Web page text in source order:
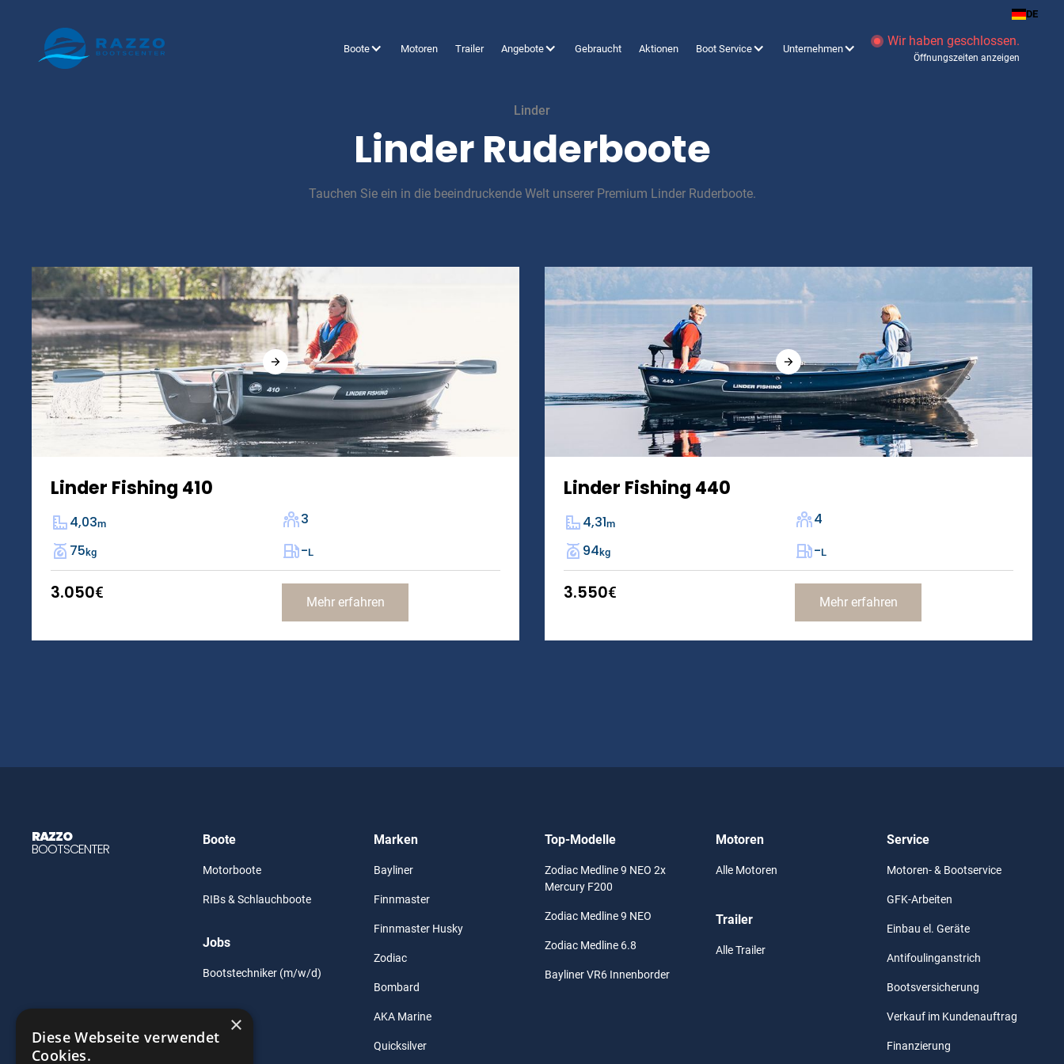
Boote Motoren Trailer Angebote Gebraucht Aktionen Boot Service Unternehmen Wir haben geschlossen.
Öffnungszeiten anzeigen
Linder
Linder Ruderboote
Tauchen Sie ein in die beeindruckende Welt unserer Premium Linder Ruderboote.
Linder Fishing 410
4,03m
75 kg
3
-L
3.050€
Mehr erfahren
Linder Fishing 440
4,31m
94 kg
4
-L
3.550€
Mehr erfahren
RAZZO
BOOTSCENTER
Boote
Motorboote
RIBs & Schlauchboote
Jobs
Bootstechniker (m/w/d)
Marken
Bayliner
Finnmaster
Finnmaster Husky
Zodiac
Bombard
AKA Marine
Quicksilver
Top-Modelle
Zodiac Medline 9 NEO 2x
Mercury F200
Zodiac Medline 9 NEO
Zodiac Medline 6.8
Bayliner VR6 Innenborder
Motoren
Alle Motoren
Trailer
Alle Trailer
Service
Motoren- & Bootservice
GFK-Arbeiten
Einbau el. Geräte
Antifoulinganstrich
Bootsversicherung
Verkauf im Kundenauftrag
Finanzierung
DE
×
Diese Webseite verwendet
Cookies.